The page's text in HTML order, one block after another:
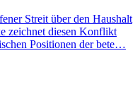
Streit über den Haushalt
zeichnet diesen Konflikt
Positionen der bete…